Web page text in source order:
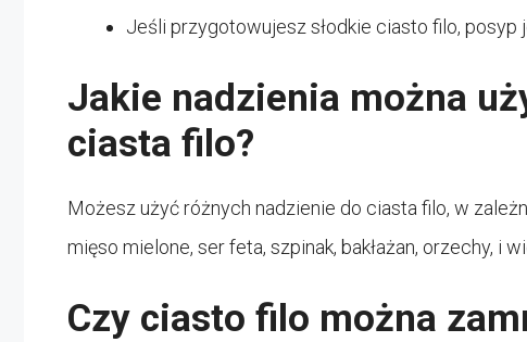
Jeśli przygotowujesz słodkie ciasto filo, posyp
Jakie nadzienia można
ciasta filo?
Możesz użyć różnych nadzienie do ciasta filo, w
mięso mielone, ser feta, szpinak, bakłażan, orzechy, i
Czy ciasto filo można